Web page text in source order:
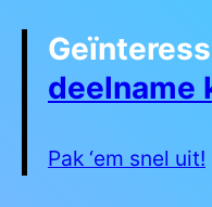
deelname
Pak ‘em snel uit!